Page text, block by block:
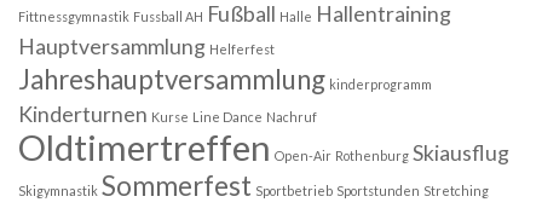
Fittnessgymnastik Fussball AH Fußball Halle Hallentraining
Hauptversammlung Helferfest
Jahreshauptversammlung kinderprogramm
Kinderturnen Kurse Line Dance Nachruf
Oldtimertreffen Open-Air Rothenburg Skiausflug
Skigymnastik Sommerfest Sportbetrieb Sportstunden Stretching